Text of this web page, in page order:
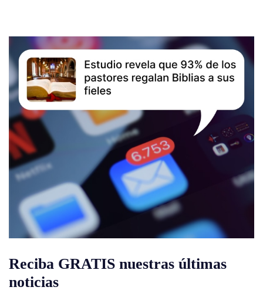
Reciba GRATIS nuestras últimas
noticias